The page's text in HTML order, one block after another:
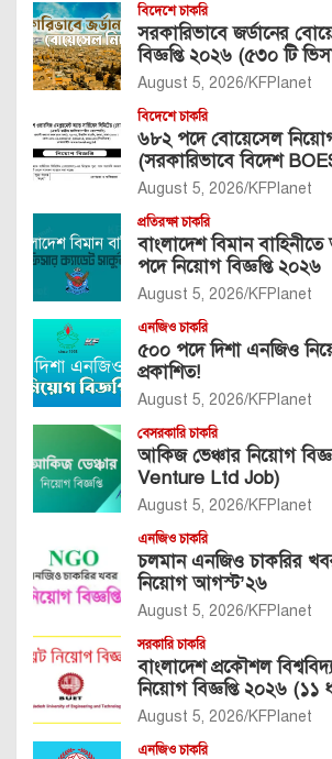
বিদেশে চাকরি
সরকারিভাবে জর্ডানের
বিজ্ঞপ্তি ২০২৬ (৫৩০ টি
August 5, 2026 KFPlanet
বিদেশে চাকরি
৬৮২ পদে বোয়েসেল নিয়োগ
(সরকারিভাবে বিদেশ
August 5, 2026 KFPlanet
প্রতিরক্ষা চাকরি
বাংলাদেশ বিমান
পদে নিয়োগ বিজ্ঞপ্তি ২০২৬
August 5, 2026 KFPlanet
এনজিও চাকরি
৫০০ পদে দিশা এনজিও
প্রকাশিত!
August 5, 2026 KFPlanet
বেসরকারি চাকরি
আকিজ ভেঞ্চার নিয়োগ
Venture Ltd Job)
August 5, 2026 KFPlanet
এনজিও চাকরি
চলমান এনজিও চাকরির
নিয়োগ আগস্ট’২৬
August 5, 2026 KFPlanet
সরকারি চাকরি
বাংলাদেশ প্রকৌশল
নিয়োগ বিজ্ঞপ্তি ২০২৬ (১১
August 5, 2026 KFPlanet
এনজিও চাকরি